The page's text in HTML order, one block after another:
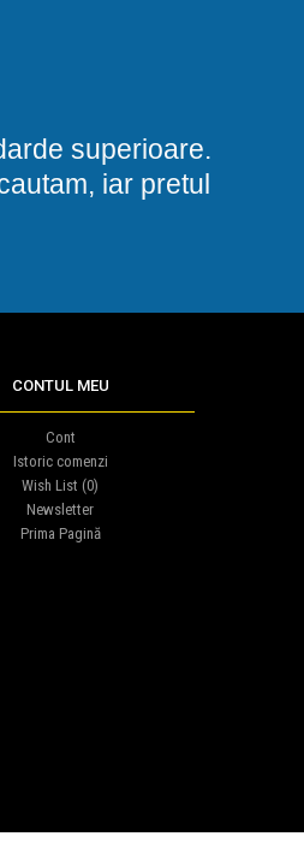
superioare.
iar pretul
CONTUL MEU
Cont
Istoric comenzi
Wish List (0)
Newsletter
Prima Pagină